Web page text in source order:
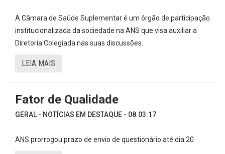
A Câmara de Saúde Suplementar é um órgão de participação
institucionalizada da sociedade na ANS que visa auxiliar a
Diretoria Colegiada nas suas discussões.
LEIA MAIS
Fator de Qualidade
GERAL - NOTÍCIAS EM DESTAQUE - 08.03.17
ANS prorrogou prazo de envio de questionário até dia 20